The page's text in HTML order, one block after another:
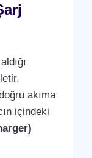
akıma
içindeki